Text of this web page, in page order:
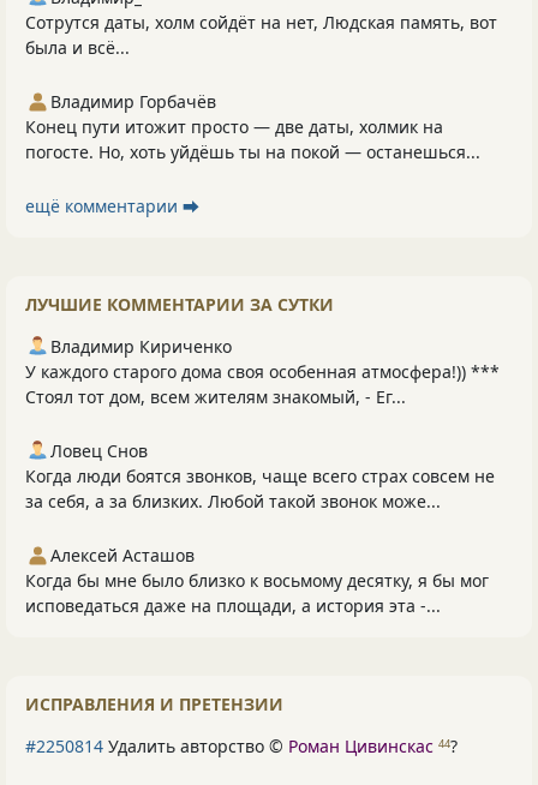
Сотрутся даты, холм сойдёт на нет, Людская память, вот
была и всё...
Владимир Горбачёв
Конец пути итожит просто — две даты, холмик на
погосте. Но, хоть уйдёшь ты на покой — останешься...
ещё комментарии ⮕
ЛУЧШИЕ КОММЕНТАРИИ ЗА СУТКИ
Владимир Кириченко
У каждого старого дома своя особенная атмосфера!)) ***
Стоял тот дом, всем жителям знакомый, - Ег...
Ловец Снов
Когда люди боятся звонков, чаще всего страх совсем не
за себя, а за близких. Любой такой звонок може...
Алексей Асташов
Когда бы мне было близко к восьмому десятку, я бы мог
исповедаться даже на площади, а история эта -...
ИСПРАВЛЕНИЯ И ПРЕТЕНЗИИ
#2250814 Удалить авторство © Роман Цивинскас 44?